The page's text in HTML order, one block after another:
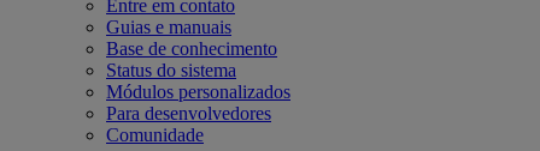
Entre em contato
Guias e manuais
Base de conhecimento
Status do sistema
Módulos personalizados
Para desenvolvedores
Comunidade